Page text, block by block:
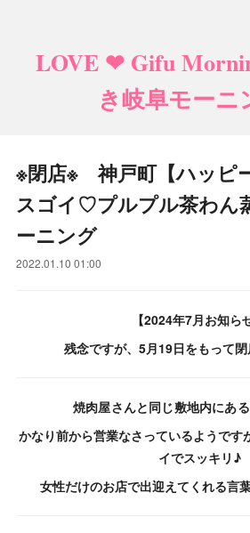
LOVE ❤ Gifu
き岐阜モーニ
※閉店※ 神戸町【ハッピ
スゴイ♡プルプル茶わん
ーニング
2022.01.10 01:00
【2024年7月お知ら
残念ですが、5月19日をもって
焼肉屋さんと同じ敷地内にある
かなり前から営業なさっているようです
イでスッキリ♪
女性だけのお店で出迎えてくれる言